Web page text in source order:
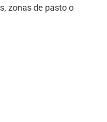
zonas de pasto o